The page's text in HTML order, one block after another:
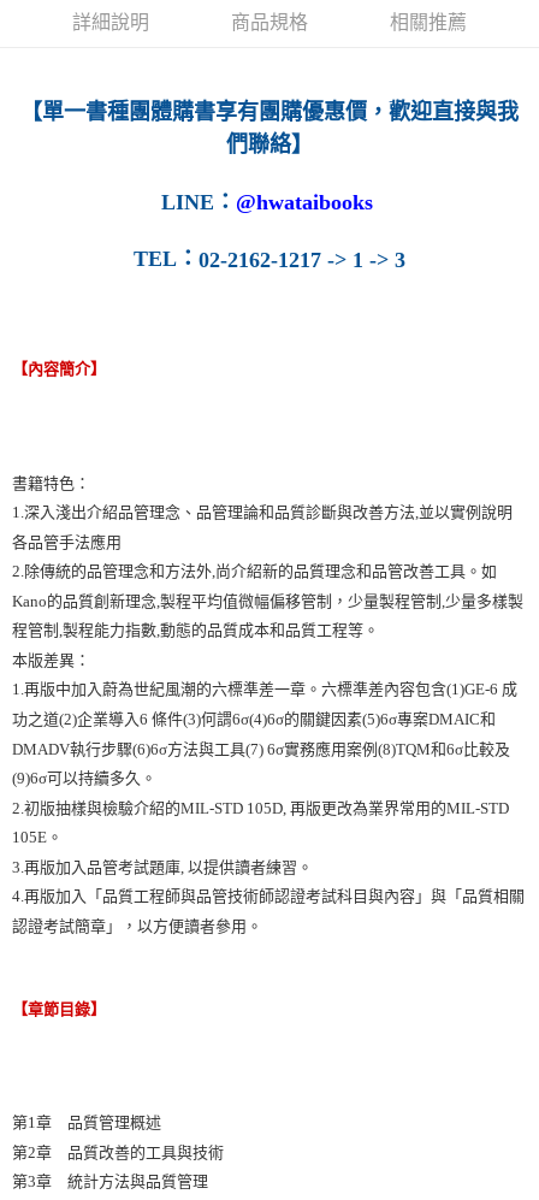
宅配-台灣本島
每筆NT$160
詳細說明 商品規格 相關推薦
【單一書種團體購書享有團購優惠價，歡迎直接與我
們聯絡】
LINE ： @hwataibooks
TEL ： 02-2162-1217 -> 1 -> 3
【內容簡介】
書籍特色：
1.深入淺出介紹品管理念、品管理論和品質診斷與改善方法,並以實例說明
各品管手法應用
2.除傳統的品管理念和方法外,尚介紹新的品質理念和品管改善工具。如
Kano的品質創新理念,製程平均值微幅偏移管制，少量製程管制,少量多樣製
程管制,製程能力指數,動態的品質成本和品質工程等。
本版差異：
1.再版中加入蔚為世紀風潮的六標準差一章。六標準差內容包含(1)GE-6 成
功之道(2)企業導入6 條件(3)何謂6σ(4)6σ的關鍵因素(5)6σ專案DMAIC和
DMADV執行步驟(6)6σ方法與工具(7) 6σ實務應用案例(8)TQM和6σ比較及
(9)6σ可以持續多久。
2.初版抽樣與檢驗介紹的MIL-STD 105D, 再版更改為業界常用的MIL-STD
105E。
3.再版加入品管考試題庫, 以提供讀者練習。
4.再版加入「品質工程師與品管技術師認證考試科目與內容」與「品質相關
認證考試簡章」，以方便讀者參用。
【章節目錄】
第1章 品質管理概述
第2章 品質改善的工具與技術
第3章 統計方法與品質管理